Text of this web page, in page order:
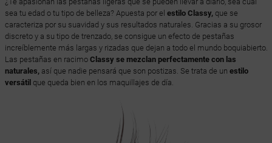
sea tu edad o tu tipo de belleza? Apuesta por el estilo Classy,que se
caracteriza por su suavidad y sus resultados naturales. Gracias a su grosor
discreto y a su tipo de trenzado, se consigue un efecto de pestañas
increíblemente más largas y rizadas que dejan a todo el mundo boquiabierto.
Las pestañas en racimo Classy se mezclan perfectamente con las
naturales,así que nadie pensará que son postizas. Se trata de un estilo
versátil que queda bien en los maquillajes de día.